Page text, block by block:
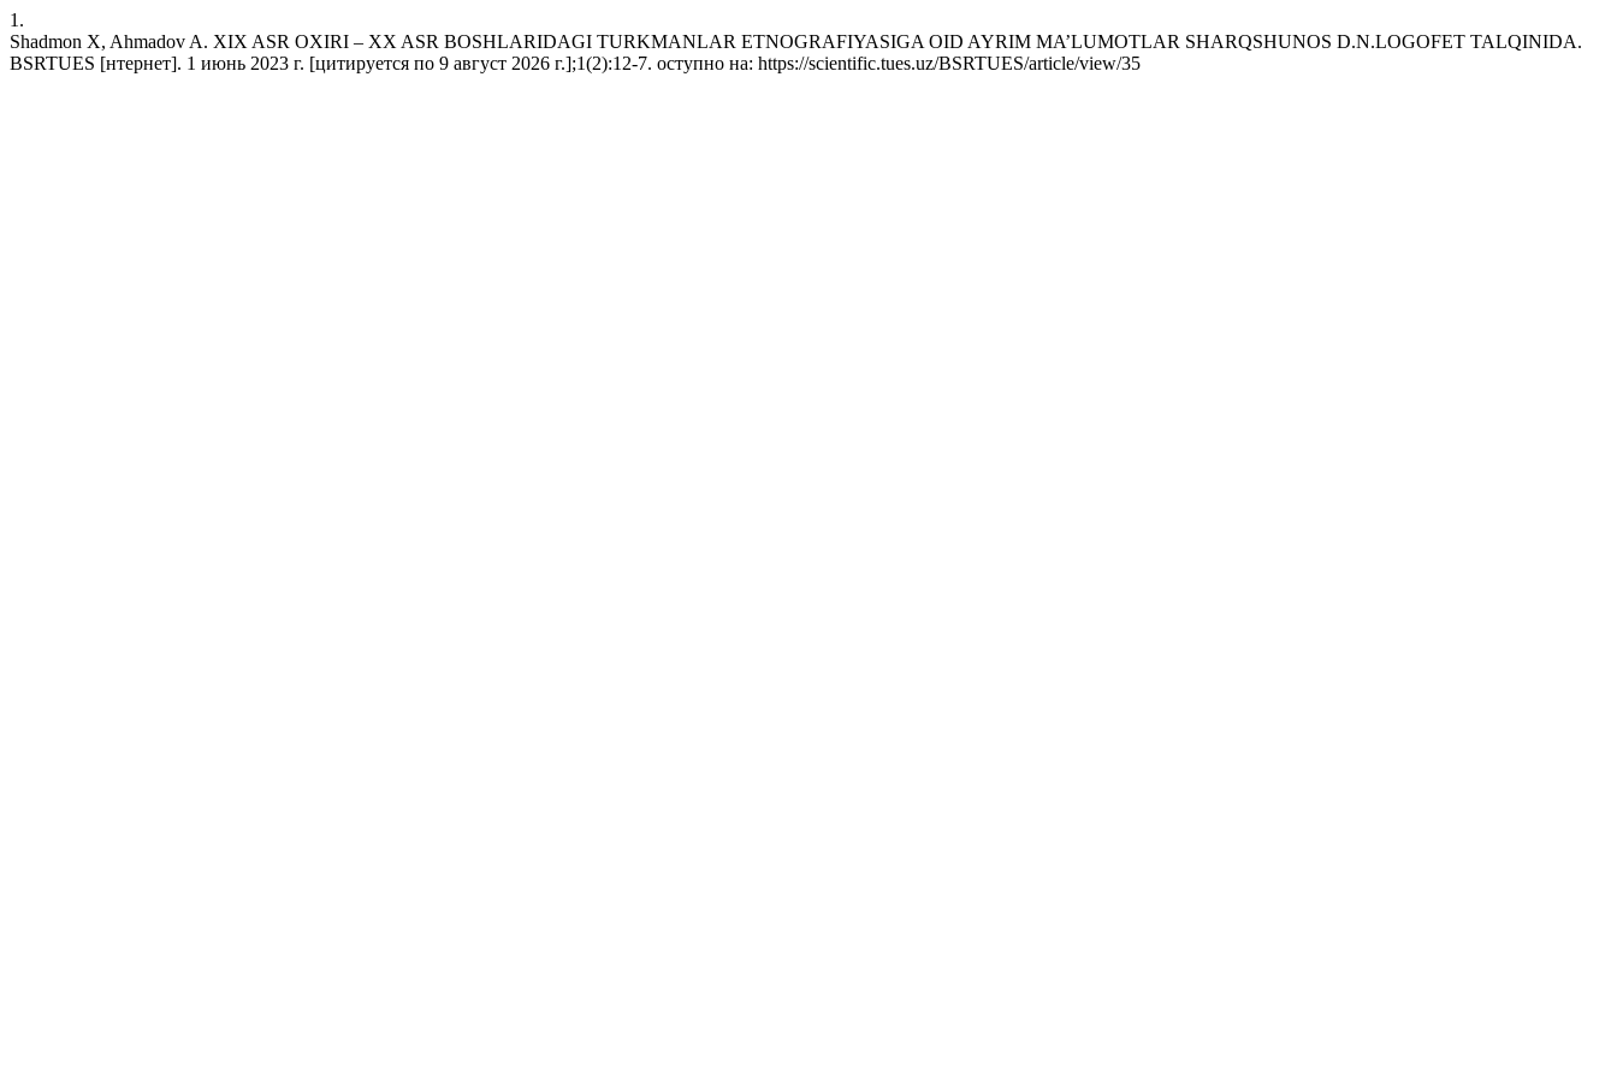
1.
Shadmon X, Ahmadov A. XIX ASR OXIRI – XX ASR BOSHLARIDAGI TURKMANLAR ETNOGRAFIYASIGA OID AYRIM MA’LUMOTLAR SHARQSHUNOS D.N.LOGOFET TALQINIDA.
BSRTUES [нтернет]. 1 июнь 2023 г. [цитируется по 9 август 2026 г.];1(2):12-7. оступно на: https://scientific.tues.uz/BSRTUES/article/view/35